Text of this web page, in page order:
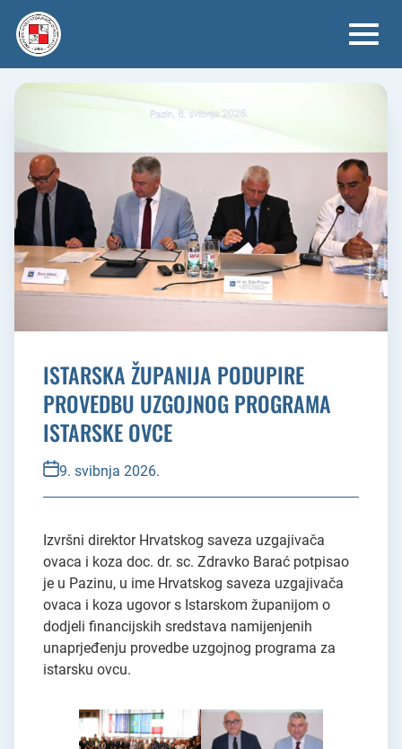
content
ISTARSKA ŽUPANIJA PODUPIRE
PROVEDBU UZGOJNOG PROGRAMA
ISTARSKE OVCE
9. svibnja 2026.
Izvršni direktor Hrvatskog saveza uzgajivača
ovaca i koza doc. dr. sc. Zdravko Barać potpisao
je u Pazinu, u ime Hrvatskog saveza uzgajivača
ovaca i koza ugovor s Istarskom županijom o
dodjeli financijskih sredstava namijenjenih
unaprjeđenju provedbe uzgojnog programa za
istarsku ovcu.